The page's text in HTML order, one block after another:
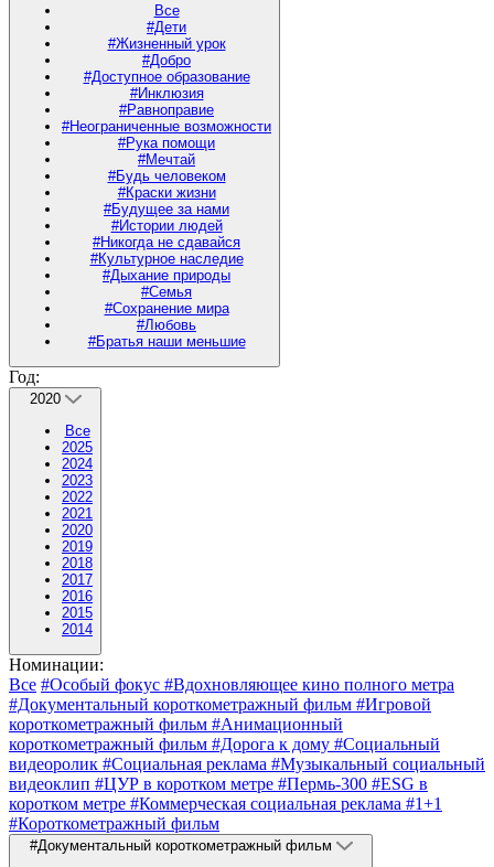
Все
#Дети
#Жизненный урок
#Добро
#Доступное образование
#Инклюзия
#Равноправие
#Неограниченные возможности
#Рука помощи
#Мечтай
#Будь человеком
#Краски жизни
#Будущее за нами
#Истории людей
#Никогда не сдавайся
#Культурное наследие
#Дыхание природы
#Семья
#Сохранение мира
#Любовь
#Братья наши меньшие
Год:
2020
Все
2025
2024
2023
2022
2021
2020
2019
2018
2017
2016
2015
2014
Номинации:
Все #Особый фокус #Вдохновляющее кино полного метра
#Документальный короткометражный фильм #Игровой
короткометражный фильм #Анимационный
короткометражный фильм #Дорога к дому #Социальный
видеоролик #Социальная реклама #Музыкальный социальный
видеоклип #ЦУР в коротком метре #Пермь-300 #ESG в
коротком метре #Коммерческая социальная реклама #1+1
#Короткометражный фильм
#Документальный короткометражный фильм